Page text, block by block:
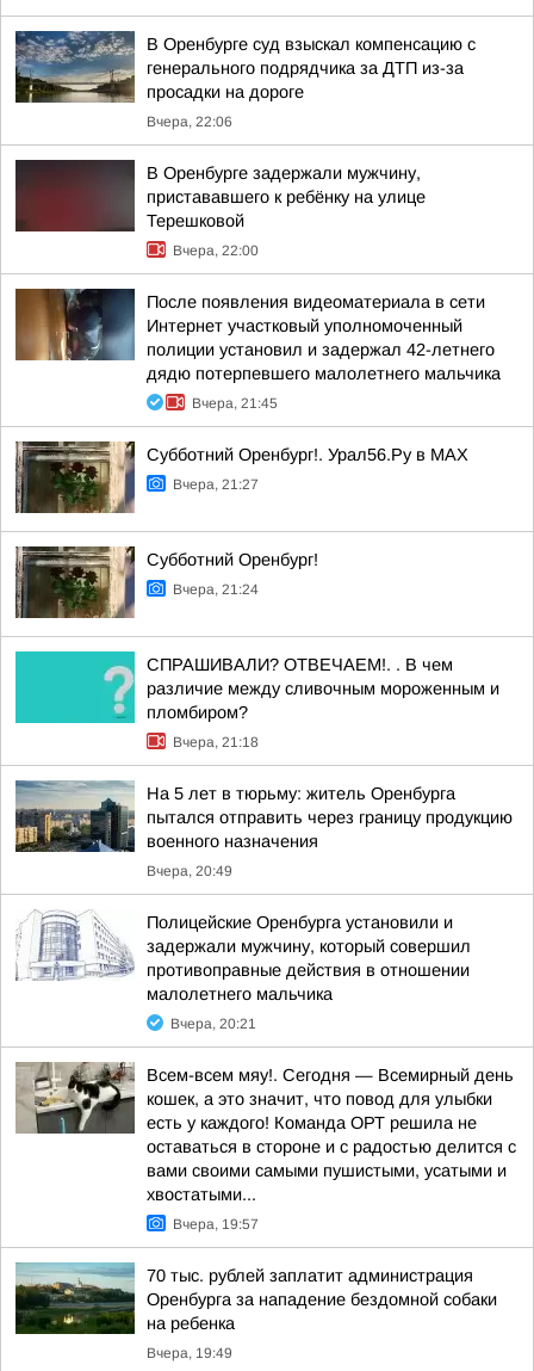
В Оренбурге суд взыскал компенсацию с
генерального подрядчика за ДТП из-за
просадки на дороге
Вчера, 22:06
В Оренбурге задержали мужчину,
пристававшего к ребёнку на улице
Терешковой
Вчера, 22:00
После появления видеоматериала в сети
Интернет участковый уполномоченный
полиции установил и задержал 42-летнего
дядю потерпевшего малолетнего мальчика
Вчера, 21:45
Субботний Оренбург!. Урал56.Ру в МАХ
Вчера, 21:27
Субботний Оренбург!
Вчера, 21:24
СПРАШИВАЛИ? ОТВЕЧАЕМ!. . В чем
различие между сливочным мороженным и
пломбиром?
Вчера, 21:18
На 5 лет в тюрьму: житель Оренбурга
пытался отправить через границу продукцию
военного назначения
Вчера, 20:49
Полицейские Оренбурга установили и
задержали мужчину, который совершил
противоправные действия в отношении
малолетнего мальчика
Вчера, 20:21
Всем-всем мяу!. Сегодня — Всемирный день
кошек, а это значит, что повод для улыбки
есть у каждого! Команда ОРТ решила не
оставаться в стороне и с радостью делится с
вами своими самыми пушистыми, усатыми и
хвостатыми...
Вчера, 19:57
70 тыс. рублей заплатит администрация
Оренбурга за нападение бездомной собаки
на ребенка
Вчера, 19:49